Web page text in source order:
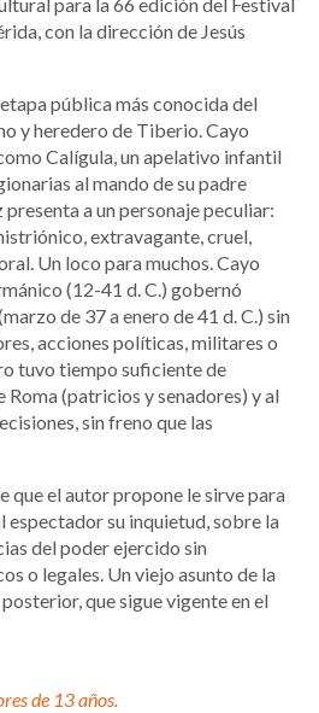
para la 66 edición del Festival
con la dirección de Jesús
pública más conocida del
y heredero de Tiberio. Cayo
Calígula, un apelativo infantil
al mando de su padre
a un personaje peculiar:
extravagante, cruel,
Un loco para muchos. Cayo
(12-41 d. C.) gobernó
de 37 a enero de 41 d. C.) sin
acciones políticas, militares o
tuvo tiempo suficiente de
(patricios y senadores) y al
sin freno que las
que el autor propone le sirve para
espectador su inquietud, sobre la
del poder ejercido sin
o legales. Un viejo asunto de la
que sigue vigente en el
de 13 años.